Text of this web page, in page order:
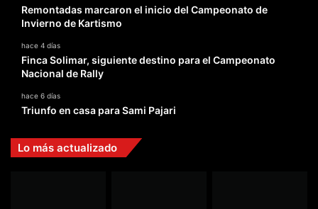
Remontadas marcaron el inicio del Campeonato de
Invierno de Kartismo
hace 4 días
Finca Solimar, siguiente destino para el Campeonato
Nacional de Rally
hace 6 días
Triunfo en casa para Sami Pajari
Lo más actualizado